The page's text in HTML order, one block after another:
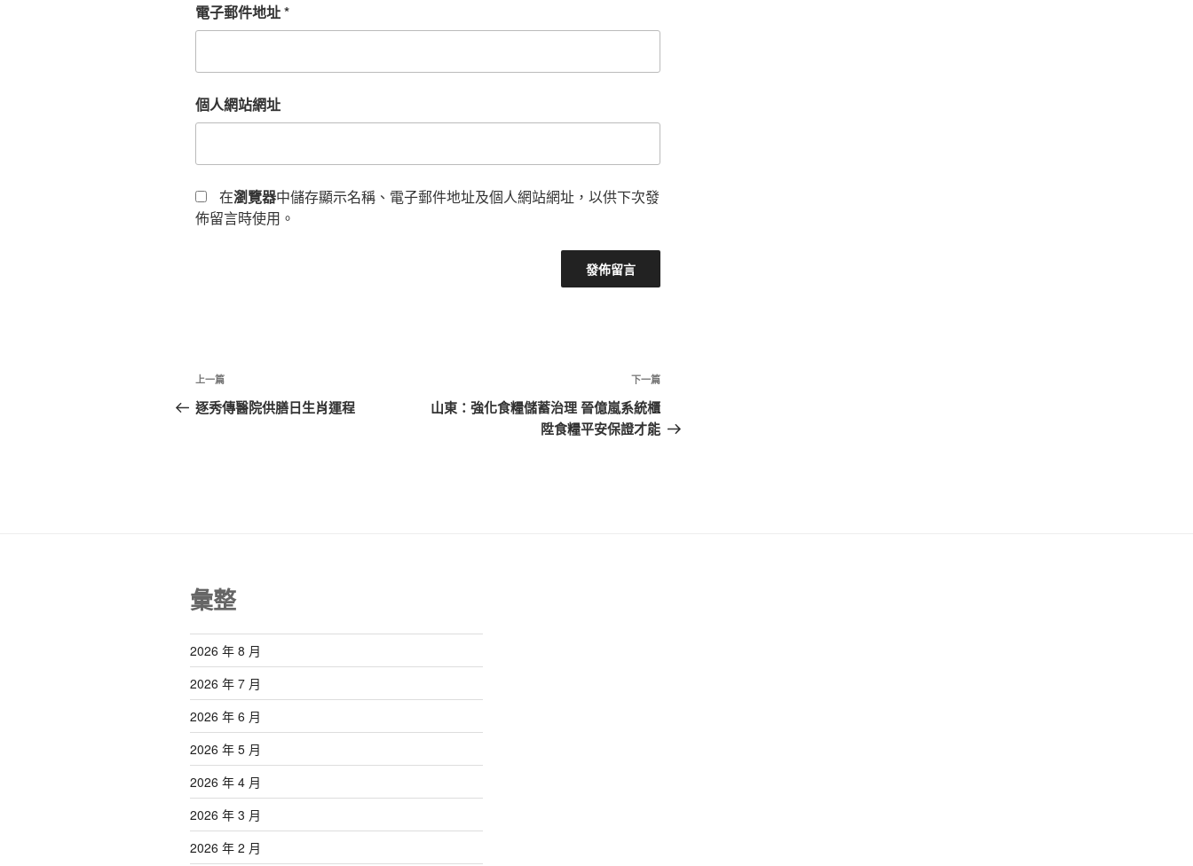
電子郵件地址*
個人網站網址
在瀏覽器中儲存顯示名稱、電子郵件地址及個人網站網址，以供下次發
佈留言時使用。
文
章
上
一
上一篇
逐秀傳醫院供膳日生肖運程
下
一
篇
下一篇
山東：強化食糧儲蓄治理 晉億嵐系統櫃
陞食糧平安保證才能
彙整
2026 年 8 月
2026 年 7 月
2026 年 6 月
2026 年 5 月
2026 年 4 月
2026 年 3 月
2026 年 2 月